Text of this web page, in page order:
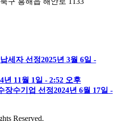
세자 선정2025년 3월 6일 -
년 11월 1일 - 2:52 오후
장수기업 선정2024년 6월 17일 -
Reserved.